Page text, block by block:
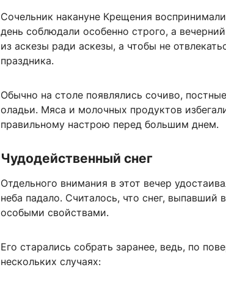
Сочельник накануне Крещения
день соблюдали особенно строго, а
из аскезы ради аскезы, а чтобы не
праздника.
Обычно на столе появлялись сочиво,
оладьи. Мяса и молочных продуктов
правильному настрою перед большим днем.
Чудодейственный снег
Отдельного внимания в этот вечер
неба падало. Считалось, что снег, выпавший
особыми свойствами.
Его старались собрать заранее, ведь, по
нескольких случаях: